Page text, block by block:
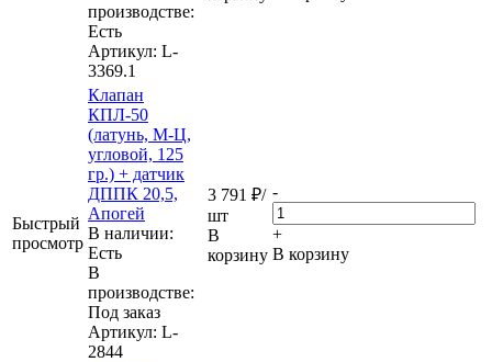
производстве:
Есть
Артикул: L-
3369.1
Быстрый
просмотр
Клапан
КПЛ-50
(латунь, М-Ц,
угловой, 125
гр.) + датчик
ДППК 20,5,
Апогей
В наличии:
Eсть
В
производстве:
Под заказ
Артикул: L-
2844
3 791 ₽/
шт
В
корзину
-
+
В корзину